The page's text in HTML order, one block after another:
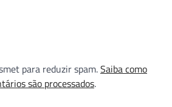
para reduzir spam.Saiba como
são processados.